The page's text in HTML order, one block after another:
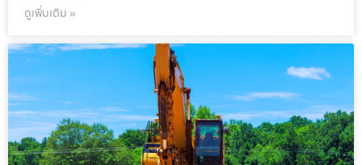
ดูเพิ่มเติม »